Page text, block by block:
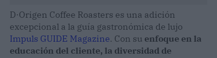
D·Origen Coffee Roasters es una adición
excepcional a la guía gastronómica de lujo
Impuls GUIDE Magazine. Con su enfoque en la
educación del cliente, la diversidad de